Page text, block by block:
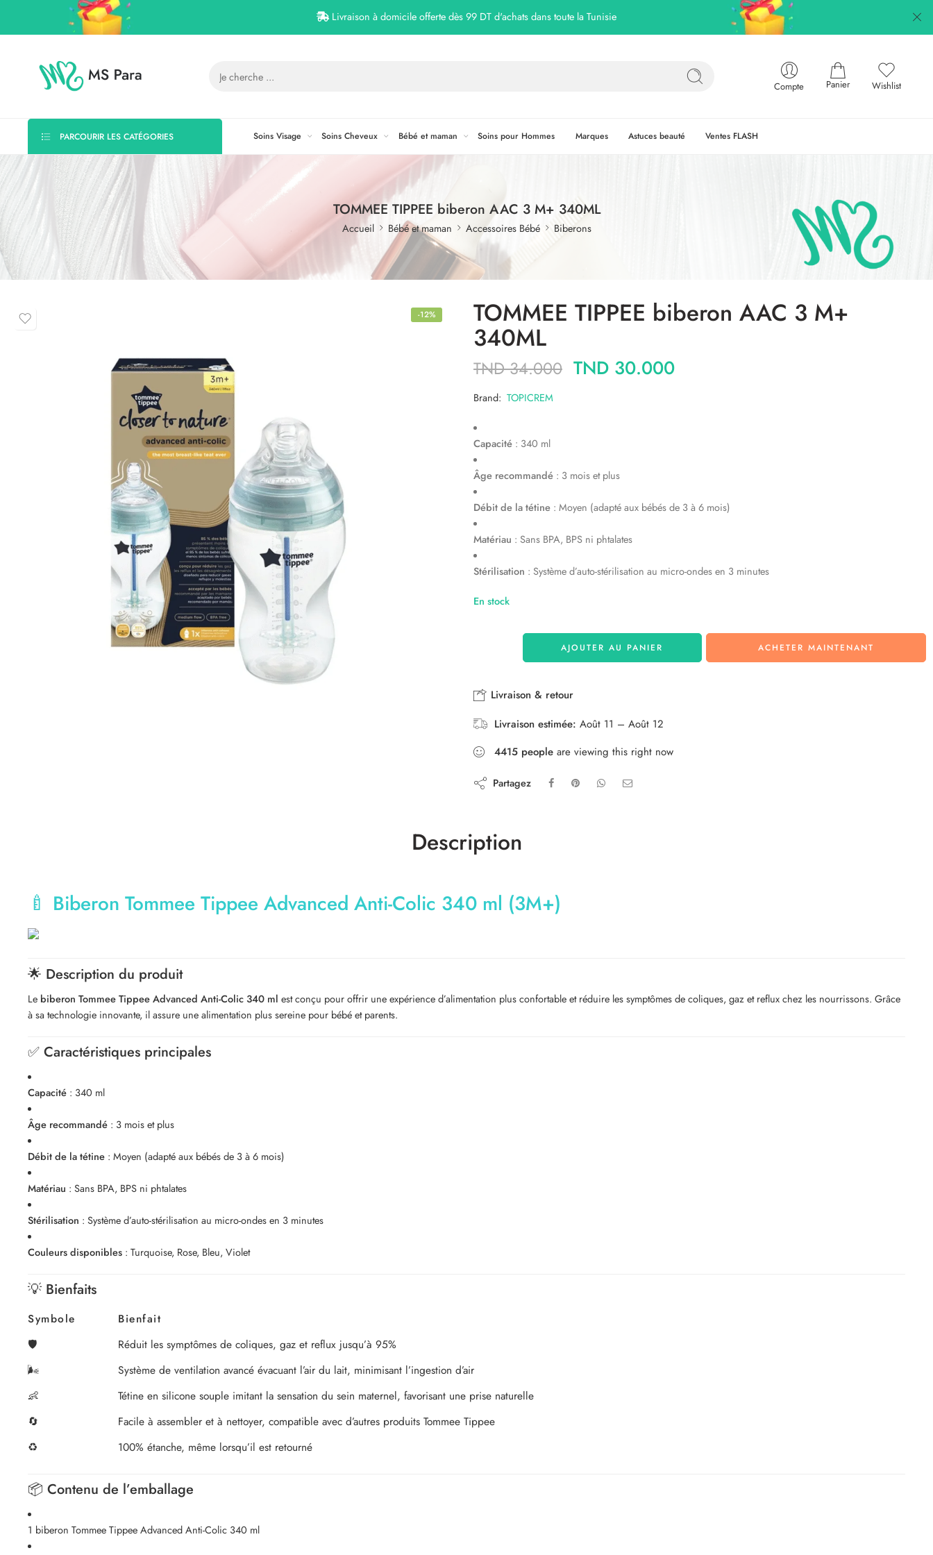
Livraison à domicile offerte dès 99 DT d'achats dans toute la Tunisie
Compte Panier Wishlist
PARCOURIR LES CATÉGORIES Soins Visage Soins Cheveux Bébé et maman Soins pour Hommes Marques Astuces beauté Ventes FLASH
TOMMEE TIPPEE biberon AAC 3 M+ 340ML
Accueil Bébé et maman Accessoires Bébé Biberons
-12% TOMMEE TIPPEE biberon AAC 3 M+
340ML
TND34.000 TND 30.000
Brand: TOPICREM
Capacité : 340 ml
Âge recommandé : 3 mois et plus
Débit de la tétine : Moyen (adapté aux bébés de 3 à 6 mois)
Matériau : Sans BPA, BPS ni phtalates
Stérilisation : Système d’auto-stérilisation au micro-ondes en 3 minutes
En stock
AJOUTER AU PANIER ACHETER MAINTENANT
Livraison & retour
Livraison estimée: Août 11 – Août 12
4415 people are viewing this right now
Partagez
Description
🍼 Biberon Tommee Tippee Advanced Anti-Colic 340 ml (3M+)
🌟 Description du produit
Le biberon Tommee Tippee Advanced Anti-Colic 340 ml est conçu pour offrir une expérience d’alimentation plus confortable et réduire les symptômes de coliques, gaz et reflux chez les nourrissons. Grâce
à sa technologie innovante, il assure une alimentation plus sereine pour bébé et parents.
✅ Caractéristiques principales
Capacité : 340 ml
Âge recommandé : 3 mois et plus
Débit de la tétine : Moyen (adapté aux bébés de 3 à 6 mois)
Matériau : Sans BPA, BPS ni phtalates
Stérilisation : Système d’auto-stérilisation au micro-ondes en 3 minutes
Couleurs disponibles : Turquoise, Rose, Bleu, Violet
💡 Bienfaits
Symbole
Bienfait
🛡️
Réduit les symptômes de coliques, gaz et reflux jusqu’à 95%
🌬️
Système de ventilation avancé évacuant l’air du lait, minimisant l’ingestion d’air
👶
Tétine en silicone souple imitant la sensation du sein maternel, favorisant une prise naturelle
🔄
Facile à assembler et à nettoyer, compatible avec d’autres produits Tommee Tippee
♻️
100% étanche, même lorsqu’il est retourné
📦 Contenu de l’emballage
1 biberon Tommee Tippee Advanced Anti-Colic 340 ml